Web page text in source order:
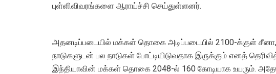
புள்ளிவிவரங்களை ஆராய்ச்சி செய்துள்ளனர்.
அதனடிப்படையில் மக்கள் தொகை அடிப்படையில் 2100-க்குள் சீனா,
நாடுகளுடன் பல நாடுகள் போட்டியிடுவதாக இருக்கும் எனத்
இந்தியாவின் மக்கள் தொகை 2048-ல் 160 கோடியாக உயரும்.